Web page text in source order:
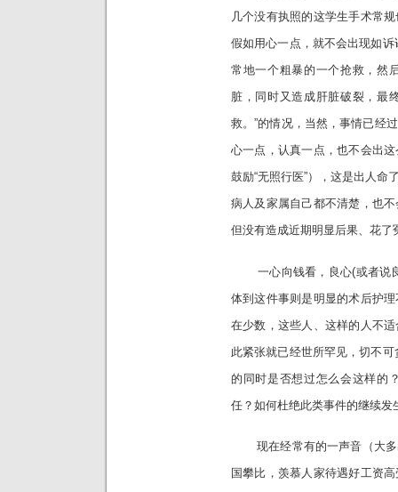
几个没有执照的这学生手术常
假如用心一点，就不会出现如
常地一个粗暴的一个抢救，然
脏，同时又造成肝脏破裂，最
救。”的情况，当然，事情已经
心一点，认真一点，也不会出
鼓励“无照行医”），这是出人命
病人及家属自己都不清楚，也
但没有造成近期明显后果、花了
一心向钱看，良心(或者说良
体到这件事则是明显的术后护
在少数，这些人、这样的人不
此紧张就已经世所罕见，切不
的同时是否想过怎么会这样的
任？如何杜绝此类事件的继续发
现在经常有的一声音（大多
国攀比，羡慕人家待遇好工资